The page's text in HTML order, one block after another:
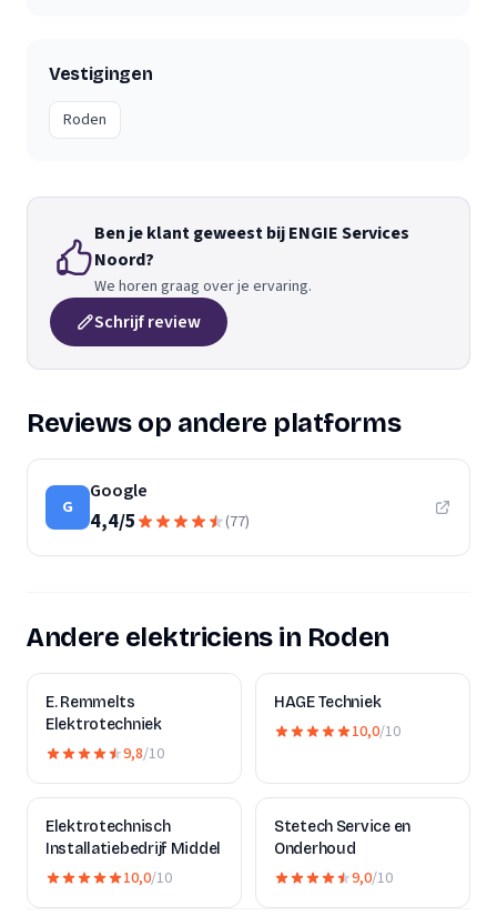
Vestigingen
Roden
Ben je klant geweest bij ENGIE Services
Noord?
We horen graag over je ervaring.
Schrijf review
Reviews op andere platforms
G
Google
4,4/5 (77)
Andere elektriciens in Roden
E. Remmelts
Elektrotechniek
9,8/10
HAGE Techniek
10,0/10
Elektrotechnisch
Installatiebedrijf Middel
10,0/10
Stetech Service en
Onderhoud
9,0/10